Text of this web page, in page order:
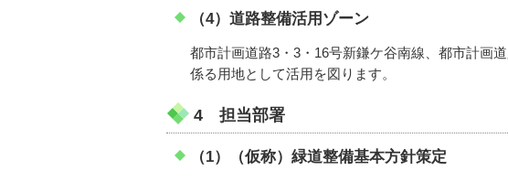
（4）道路整備活用ゾーン
都市計画道路3・3・16号新鎌ケ谷南線、都市計画
係る用地として活用を図ります。
4 担当部署
（1）（仮称）緑道整備基本方針策定